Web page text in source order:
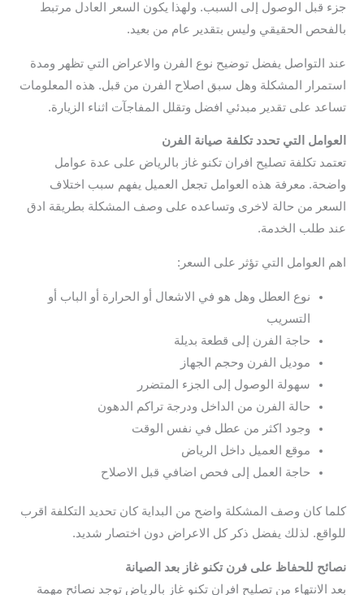
جزء قبل الوصول إلى السبب. ولهذا يكون السعر العادل مرتبط
بالفحص الحقيقي وليس بتقدير عام من بعيد.
عند التواصل يفضل توضيح نوع الفرن والاعراض التي تظهر ومدة
استمرار المشكلة وهل سبق اصلاح الفرن من قبل. هذه المعلومات
تساعد على تقدير مبدئي افضل وتقلل المفاجآت اثناء الزيارة.
العوامل التي تحدد تكلفة صيانة الفرن
تعتمد تكلفة تصليح افران تكنو غاز بالرياض على عدة عوامل
واضحة. معرفة هذه العوامل تجعل العميل يفهم سبب اختلاف
السعر من حالة لاخرى وتساعده على وصف المشكلة بطريقة ادق
عند طلب الخدمة.
اهم العوامل التي تؤثر على السعر:
نوع العطل وهل هو في الاشعال أو الحرارة أو الباب أو
التسريب
حاجة الفرن إلى قطعة بديلة
موديل الفرن وحجم الجهاز
سهولة الوصول إلى الجزء المتضرر
حالة الفرن من الداخل ودرجة تراكم الدهون
وجود اكثر من عطل في نفس الوقت
موقع العميل داخل الرياض
حاجة العمل إلى فحص اضافي قبل الاصلاح
كلما كان وصف المشكلة واضح من البداية كان تحديد التكلفة اقرب
للواقع. لذلك يفضل ذكر كل الاعراض دون اختصار شديد.
نصائح للحفاظ على فرن تكنو غاز بعد الصيانة
بعد الانتهاء من تصليح افران تكنو غاز بالرياض توجد نصائح مهمة